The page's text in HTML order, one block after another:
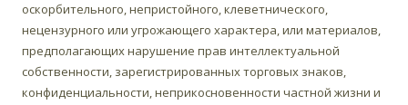
оскорбительного, непристойного, клеветнического,
нецензурного или угрожающего характера, или материалов,
предполагающих нарушение прав интеллектуальной
собственности, зарегистрированных торговых знаков,
конфиденциальности, неприкосновенности частной жизни и